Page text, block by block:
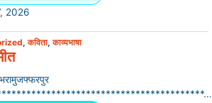
2026
,कविता,काव्यभाषा